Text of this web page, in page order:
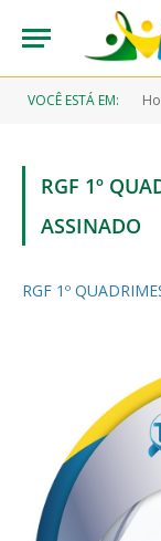
VOCÊ ESTÁ EM:
RGF 1º
ASSINADO
RGF 1º